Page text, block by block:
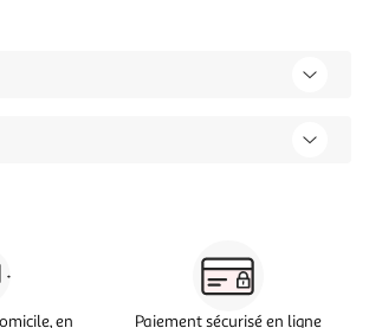
en
Paiement sécurisé en ligne